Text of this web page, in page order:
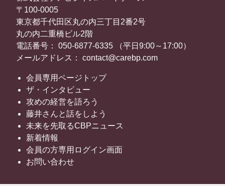
〒100-0005
東京都千代田区丸の内三丁目2番2号
丸の内二重橋ビル2階
電話番号： 050-6877-6335 （平日9:00～17:00）
メールアドレス： contact@carebp.com
会員専用ページトップ
ザ・インタビュー
攻めの経営を語ろう
藤井さんと話をしよう
未来を先取るCBPニュース
新着情報
会員の方専用ログイン画面
お問い合わせ